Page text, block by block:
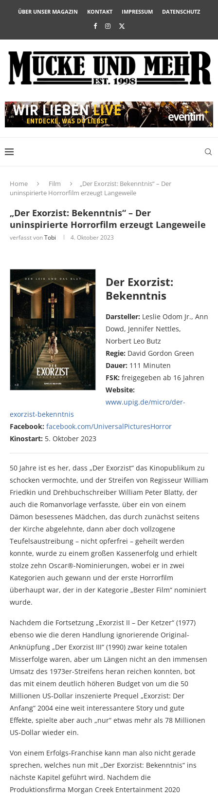
ÜBER UNSER MAGAZIN KONTAKT IMPRESSUM DATENSCHUTZ
Home Film
„Der Exorzist: Bekenntnis“ – Der
uninspirierte Horrorfilm erzeugt Langeweile
„Der Exorzist: Bekenntnis“ – Der
uninspirierte Horrorfilm erzeugt Langeweile
verfasst vonTobi 4. Oktober 2023
Der Exorzist:
Bekenntnis
Darsteller: Leslie Odom Jr., Ann
Dowd, Jennifer Nettles,
Norbert Leo Butz
Regie: David Gordon Green
Dauer: 111 Minuten
FSK: freigegeben ab 16 Jahren
Website:
www.upig.de/micro/der-
exorzist-bekenntnis
Facebook: facebook.com/UniversalPicturesHorror
Kinostart: 5. Oktober 2023
50 Jahre ist es her, dass „Der Exorzist“ das Kinopublikum zu
schocken vermochte, und der Streifen von Regisseur William
Friedkin und Drehbuchschreiber William Peter Blatty, der
auch die Romanvorlage verfasste, über ein von einem
Dämon besessenes Mädchen, das durch zunächst seitens
der Kirche abgelehnte, dann aber doch vollzogene
Teufelsaustreibung – nicht opferfrei – geheilt werden
konnte, wurde zu einem großen Kassenerfolg und erhielt
stolze zehn Oscar®-Nominierungen, wobei er in zwei
Kategorien auch gewann und der erste Horrorfilm
überhaupt war, der in der Kategorie „Bester Film“ nominiert
wurde.
Nachdem die Fortsetzung „Exorzist II – Der Ketzer“ (1977)
ebenso wie die deren Handlung ignorierende Original-
Anknüpfung „Der Exorzist III“ (1990) zwar keine totalen
Misserfolge waren, aber um Längen nicht an den immensen
Umsatz des 1973er-Streifens heran reichen konnten, bot
das mit einem deutlich höheren Budget von um die 50
Millionen US-Dollar inszenierte Prequel „Exorzist: Der
Anfang“ 2004 eine weit interessantere Story und gute
Effekte, spielte aber auch „nur“ etwas mehr als 78 Millionen
US-Dollar wieder ein.
Von einem Erfolgs-Franchise kann man also nicht gerade
sprechen, welches nun mit „Der Exorzist: Bekenntnis“ ins
nächste Kapitel geführt wird. Nachdem die
Produktionsfirma Morgan Creek Entertainment 2020